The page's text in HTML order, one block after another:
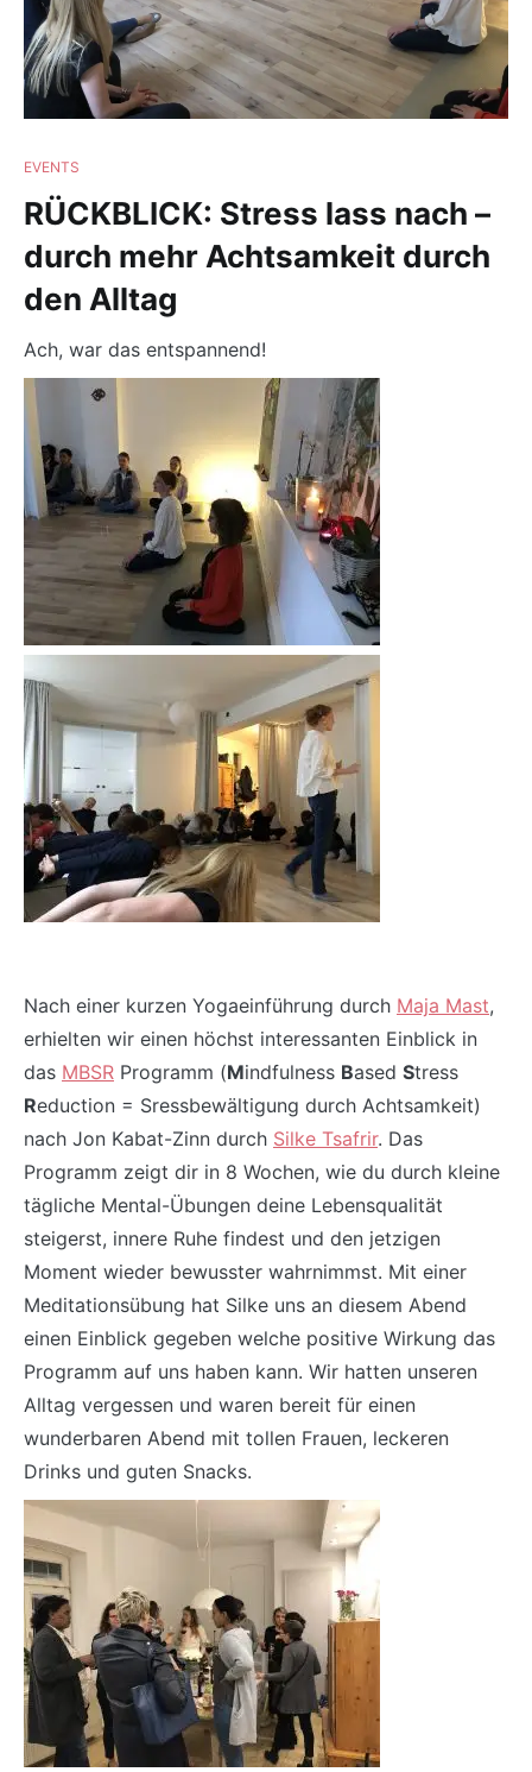
EVENTS
RÜCKBLICK: Stress lass nach –
durch mehr Achtsamkeit durch
den Alltag
Ach, war das entspannend!
Nach einer kurzen Yogaeinführung durch Maja Mast,
erhielten wir einen höchst interessanten Einblick in
das MBSR Programm (Mindfulness Based Stress
Reduction = Sressbewältigung durch Achtsamkeit)
nach Jon Kabat-Zinn durch Silke Tsafrir. Das
Programm zeigt dir in 8 Wochen, wie du durch kleine
tägliche Mental-Übungen deine Lebensqualität
steigerst, innere Ruhe findest und den jetzigen
Moment wieder bewusster wahrnimmst. Mit einer
Meditationsübung hat Silke uns an diesem Abend
einen Einblick gegeben welche positive Wirkung das
Programm auf uns haben kann. Wir hatten unseren
Alltag vergessen und waren bereit für einen
wunderbaren Abend mit tollen Frauen, leckeren
Drinks und guten Snacks.